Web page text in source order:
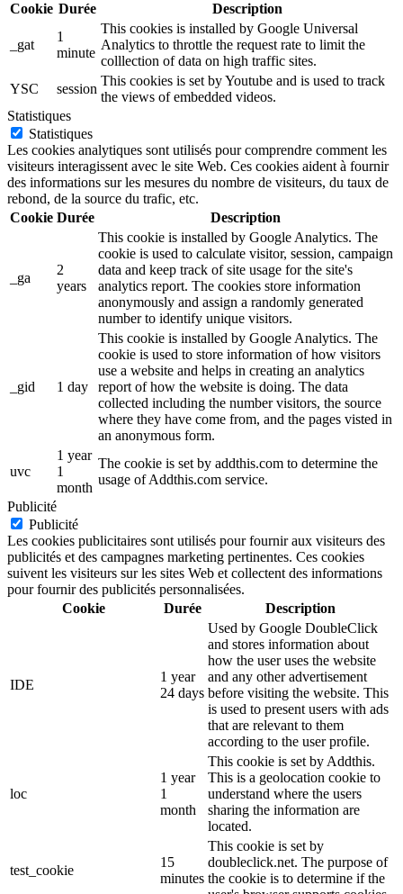
Cookie Durée Description
_gat
1
minute
This cookies is installed by Google Universal
Analytics to throttle the request rate to limit the
colllection of data on high traffic sites.
YSC
session
This cookies is set by Youtube and is used to track
the views of embedded videos.
Statistiques
Statistiques
Les cookies analytiques sont utilisés pour comprendre comment les
visiteurs interagissent avec le site Web. Ces cookies aident à fournir
des informations sur les mesures du nombre de visiteurs, du taux de
rebond, de la source du trafic, etc.
Cookie Durée Description
_ga
2
years
This cookie is installed by Google Analytics. The
cookie is used to calculate visitor, session, campaign
data and keep track of site usage for the site's
analytics report. The cookies store information
anonymously and assign a randomly generated
number to identify unique visitors.
_gid 1 day
This cookie is installed by Google Analytics. The
cookie is used to store information of how visitors
use a website and helps in creating an analytics
report of how the website is doing. The data
collected including the number visitors, the source
where they have come from, and the pages visted in
an anonymous form.
uvc
1 year
1
month
The cookie is set by addthis.com to determine the
usage of Addthis.com service.
Publicité
Publicité
Les cookies publicitaires sont utilisés pour fournir aux visiteurs des
publicités et des campagnes marketing pertinentes. Ces cookies
suivent les visiteurs sur les sites Web et collectent des informations
pour fournir des publicités personnalisées.
Cookie
Durée Description
IDE
1 year
24 days
Used by Google DoubleClick
and stores information about
how the user uses the website
and any other advertisement
before visiting the website. This
is used to present users with ads
that are relevant to them
according to the user profile.
loc
1 year
1
month
This cookie is set by Addthis.
This is a geolocation cookie to
understand where the users
sharing the information are
located.
test_cookie
15
minutes
This cookie is set by
doubleclick.net. The purpose of
the cookie is to determine if the